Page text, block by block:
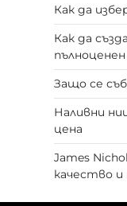
Как да
Как да
пълноценен
Защо се
Наливни
цена
James
качество и